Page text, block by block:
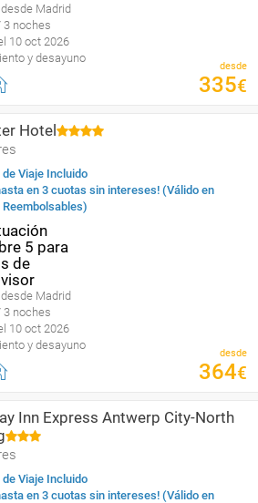
Madrid
3 noches
10 oct 2026
y desayuno
desde
335€
Hotel
de Viaje Incluido
en 3 cuotas sin intereses! (Válido en
Madrid
3 noches
10 oct 2026
y desayuno
desde
364€
Inn Express Antwerp City-North
de Viaje Incluido
en 3 cuotas sin intereses! (Válido en